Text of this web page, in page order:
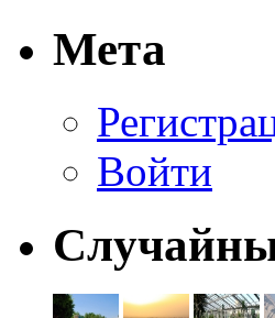
Мета
Войти